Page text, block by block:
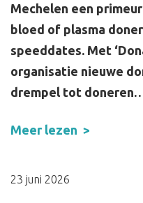
Mechelen een
bloed of plasma
speeddates. Met
organisatie nieuwe
drempel tot
Meer lezen
23 juni 2026